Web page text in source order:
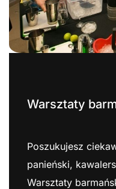
Warsztaty
Poszukujesz
panieński,
Warsztaty